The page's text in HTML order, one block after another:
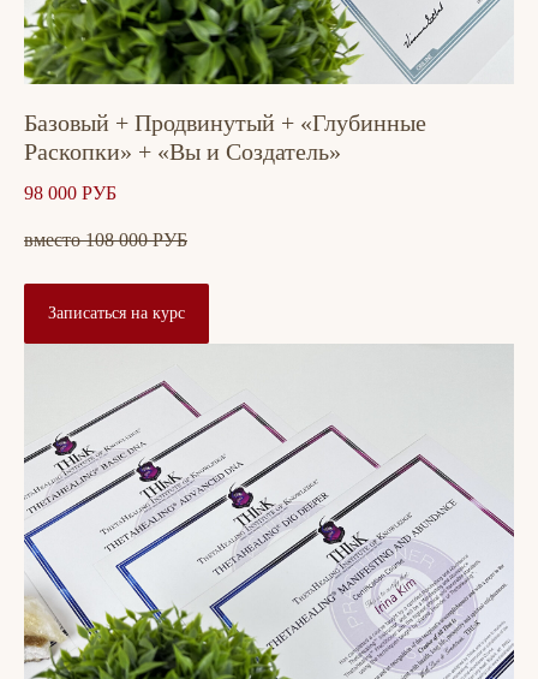
Базовый + Продвинутый + «Глубинные
Раскопки» + «Вы и Создатель»
98 000 РУБ
вместо 108 000 РУБ
Записаться на курс